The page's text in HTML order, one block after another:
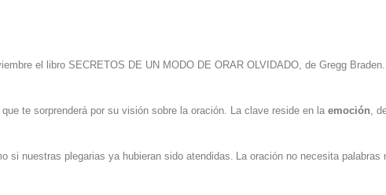
el libro SECRETOS DE UN MODO DE ORAR OLVIDADO, de Gregg
te sorprenderá por su visión sobre la oración. La clave reside en la emoción,
si nuestras plegarias ya hubieran sido atendidas. La oración no necesita